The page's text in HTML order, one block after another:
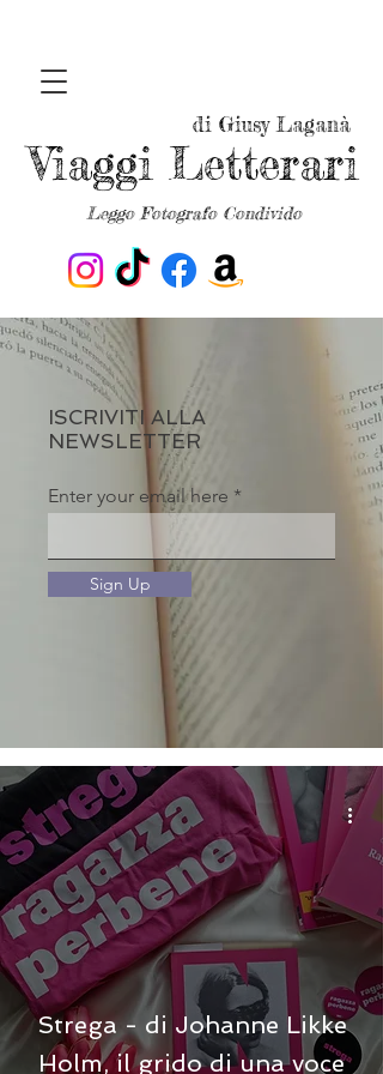
Leggo Fotografo Condivido
Viaggi Letterari
di Giusy Laganà
ISCRIVITI ALLA
NEWSLETTER
Enter your email here
Sign Up
Strega - di Johanne Likke
Holm, il grido di una voce